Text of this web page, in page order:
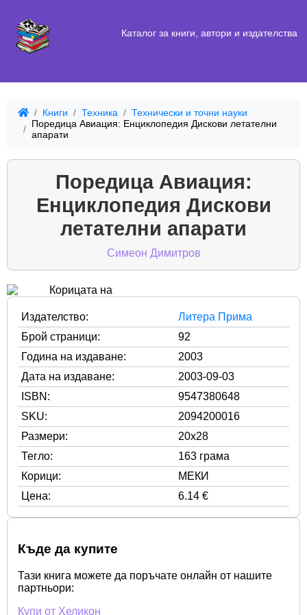
Каталог за книги, автори и издателства
Книги Техника
Технически и точни науки
Поредица Авиация: Енциклопедия Дискови летателни
апарати
Поредица Авиация:
Енциклопедия Дискови
летателни апарати
Симеон Димитров
Издателство:
Литера Прима
Брой страници:
92
Година на издаване:
2003
Дата на издаване:
2003-09-03
ISBN:
9547380648
SKU:
2094200016
Размери:
20x28
Тегло:
163 грама
Корици:
МЕКИ
Цена:
6.14 €
Къде да купите
Тази книга можете да поръчате онлайн от нашите
партньори:
Купи от Хеликон